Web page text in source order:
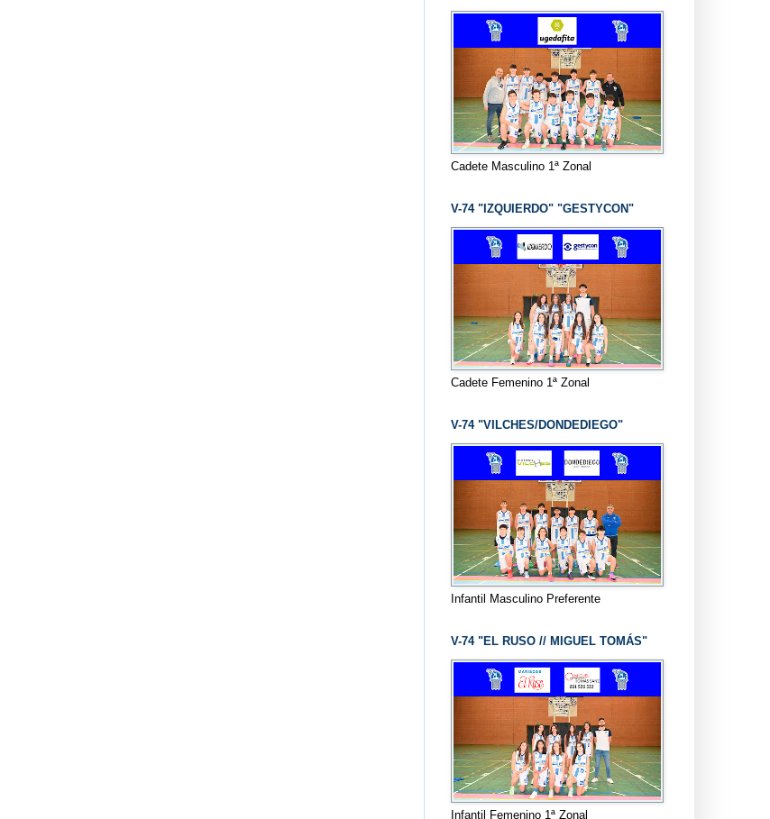
Cadete Masculino 1ª Zonal
V-74 "IZQUIERDO" "GESTYCON"
Cadete Femenino 1ª Zonal
V-74 "VILCHES/DONDEDIEGO"
Infantil Masculino Preferente
V-74 "EL RUSO // MIGUEL TOMÁS"
Infantil Femenino 1ª Zonal